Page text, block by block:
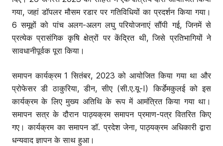
गया, जहां डॉपलर मौसम रडार पर गतिविधियों का प्रदर्शन किया गया।
6 समूहों को पांच अलग-अलग लघु परियोजनाएं सौंपी गई, जिनमें से
प्रत्येक प्रासंगिक कृषि क्षेत्रों पर केंद्रित थी, जिसे प्रतिभागियों ने
सावधानीपूर्वक पूरा किया।
समापन कार्यक्रम 1 सितंबर, 2023 को आयोजित किया गया था और
प्रोफेसर डी ठाकुरिया, डीन, सीए (सी.ए.यू-I) किर्डेमकुलई को इस
कार्यक्रम के लिए मुख्य अतिथि के रूप में आमंत्रित किया गया था।
समापन सत्र के दौरान पाठ्यक्रम समापन प्रमाण-पत्र वितरित किए
गए। कार्यक्रम का समापन डॉ. प्रदेश जेना, पाठ्यक्रम अधिकारी द्वारा
धन्यवाद ज्ञापन के साथ हुआ।